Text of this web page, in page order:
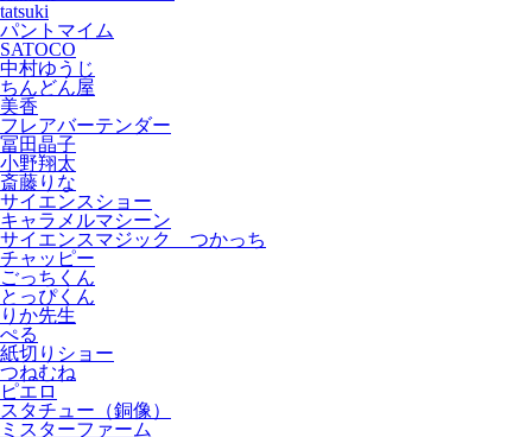
tatsuki
パントマイム
SATOCO
中村ゆうじ
ちんどん屋
美香
フレアバーテンダー
冨田晶子
小野翔太
斎藤りな
サイエンスショー
キャラメルマシーン
サイエンスマジック つかっち
チャッピー
ごっちくん
とっぴくん
りか先生
ぺる
紙切りショー
つねむね
ピエロ
スタチュー（銅像）
ミスターファーム